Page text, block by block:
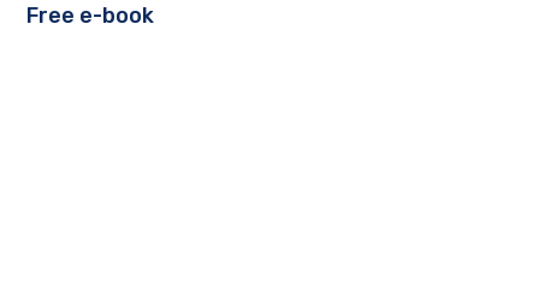
Free e-book